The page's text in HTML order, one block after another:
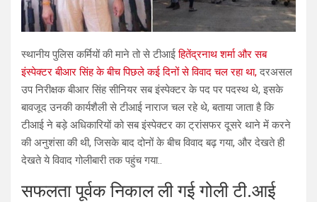
स्थानीय पुलिस कर्मियों की माने तो से टीआईहितेंद्रनाथ शर्मा और सब
इंस्पेक्टर बीआर सिंह के बीच पिछले कई दिनों से विवाद चल रहा था,दरअसल
उप निरीक्षक बीआर सिंह सीनियर सब इंस्पेक्टर के पद पर पदस्थ थे, इसके
बावजूद उनकी कार्यशैली से टीआई नाराज चल रहे थे, बताया जाता है कि
टीआई ने बड़े अधिकारियों को सब इंस्पेक्टर का ट्रांसफर दूसरे थाने में करने
की अनुशंसा की थी, जिसके बाद दोनों के बीच विवाद बढ़ गया, और देखते ही
देखते ये विवाद गोलीबारी तक पहुंच गया..
सफलता पूर्वक निकाल ली गई गोली टी.आई